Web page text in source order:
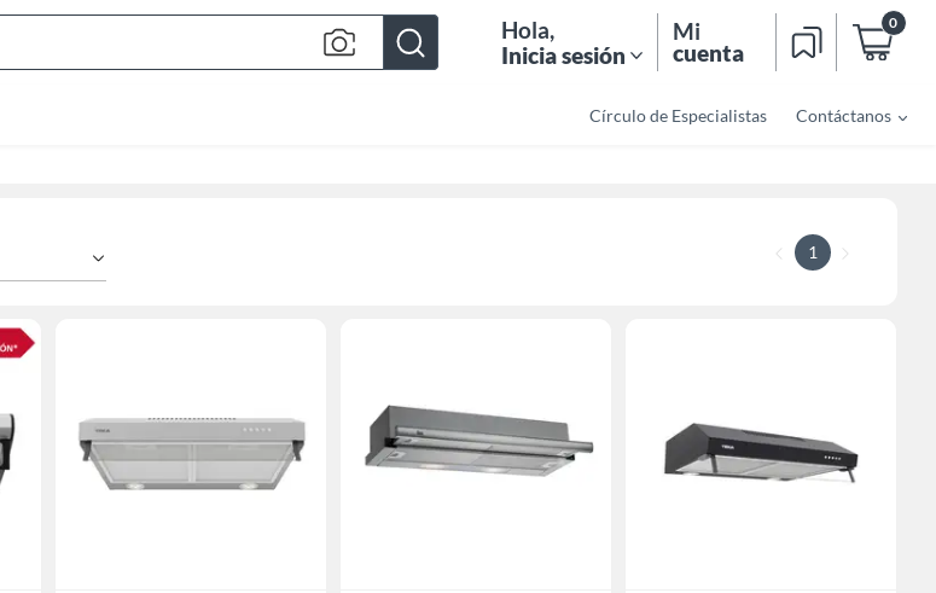
Bar
Hola,
Inicia sesión
Mi
cuenta
0
Círculo de Especialistas Contáctanos
1